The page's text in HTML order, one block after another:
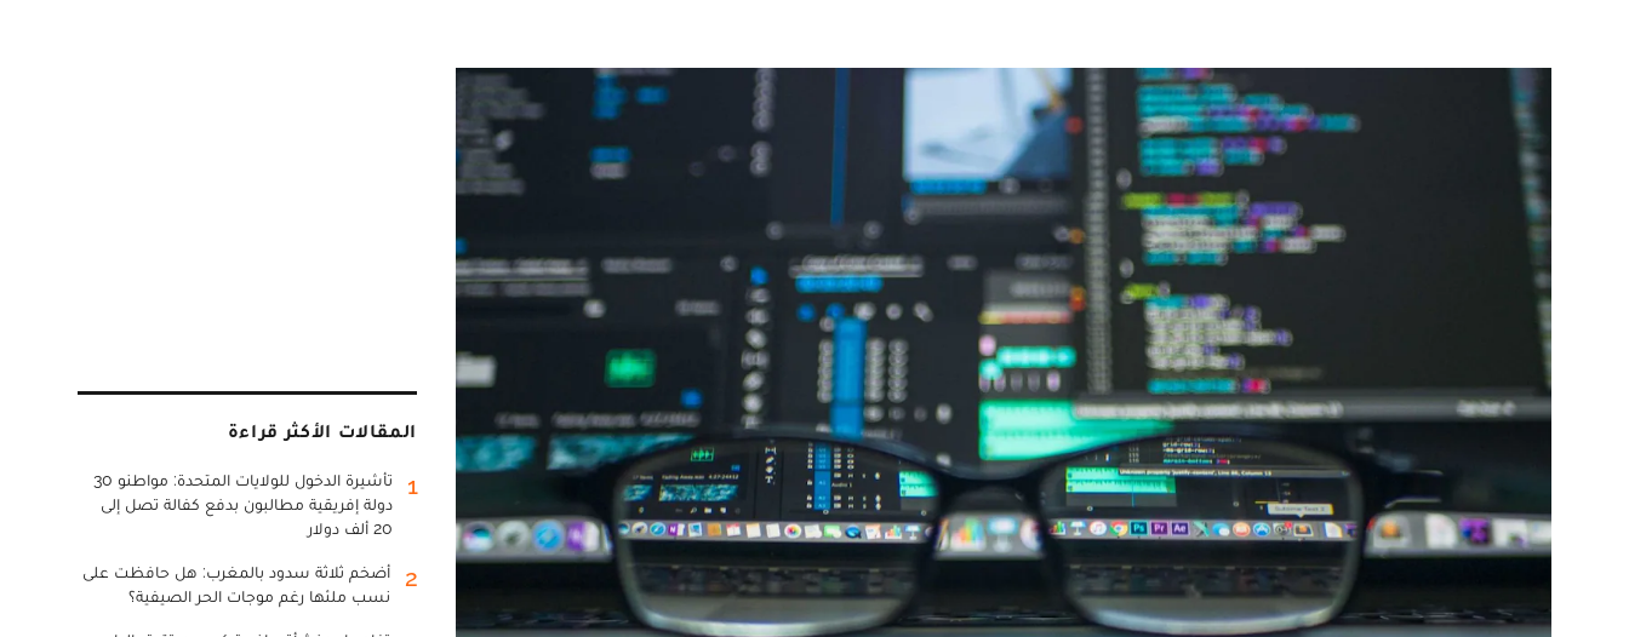
المقالات الأكثر قراءة
1
تأشيرة الدخول للولايات المتحدة: مواطنو 30
دولة إفريقية مطالبون بدفع كفالة تصل إلى
20 ألف دولار
2
أضخم ثلاثة سدود بالمغرب: هل حافظت على
نسب ملئها رغم موجات الحر الصيفية؟